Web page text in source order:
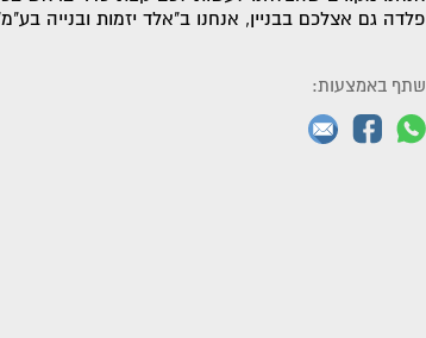
פלדה גם אצלכם בבניין, אנחנו ב"אלד יזמות ובנייה
שתף באמצעות: